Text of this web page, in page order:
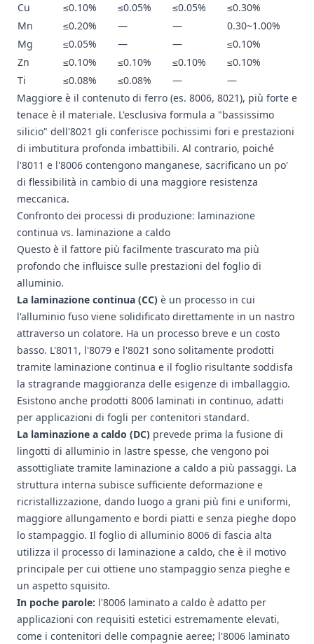
Cu
≤0.10% ≤0.05% ≤0.05%
≤0.30%
Mn
≤0.20% — —
0.30~1.00%
Mg
≤0.05% — —
≤0.10%
Zn
≤0.10% ≤0.10% ≤0.10%
≤0.10%
Ti
≤0.08% ≤0.08% —
—
Maggiore è il contenuto di ferro (es. 8006, 8021), più forte e
tenace è il materiale. L'esclusiva formula a "bassissimo
silicio" dell'8021 gli conferisce pochissimi fori e prestazioni
di imbutitura profonda imbattibili. Al contrario, poiché
l'8011 e l'8006 contengono manganese, sacrificano un po'
di flessibilità in cambio di una maggiore resistenza
meccanica.
Confronto dei processi di produzione: laminazione
continua vs. laminazione a caldo
Questo è il fattore più facilmente trascurato ma più
profondo che influisce sulle prestazioni del foglio di
alluminio.
La laminazione continua (CC) è un processo in cui
l'alluminio fuso viene solidificato direttamente in un nastro
attraverso un colatore. Ha un processo breve e un costo
basso. L'8011, l'8079 e l'8021 sono solitamente prodotti
tramite laminazione continua e il foglio risultante soddisfa
la stragrande maggioranza delle esigenze di imballaggio.
Esistono anche prodotti 8006 laminati in continuo, adatti
per applicazioni di fogli per contenitori standard.
La laminazione a caldo (DC) prevede prima la fusione di
lingotti di alluminio in lastre spesse, che vengono poi
assottigliate tramite laminazione a caldo a più passaggi. La
struttura interna subisce sufficiente deformazione e
ricristallizzazione, dando luogo a grani più fini e uniformi,
maggiore allungamento e bordi piatti e senza pieghe dopo
lo stampaggio. Il foglio di alluminio 8006 di fascia alta
utilizza il processo di laminazione a caldo, che è il motivo
principale per cui ottiene uno stampaggio senza pieghe e
un aspetto squisito.
In poche parole: l'8006 laminato a caldo è adatto per
applicazioni con requisiti estetici estremamente elevati,
come i contenitori delle compagnie aeree; l'8006 laminato